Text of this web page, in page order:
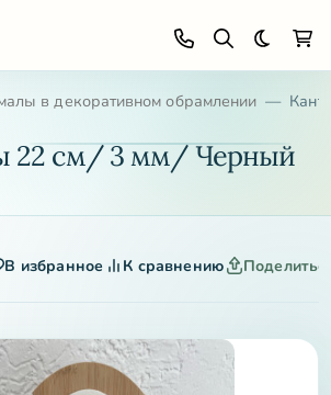
Темная
в декоративном обрамлении
22 см/ 3 мм/ Черный
В избранное К сравнению